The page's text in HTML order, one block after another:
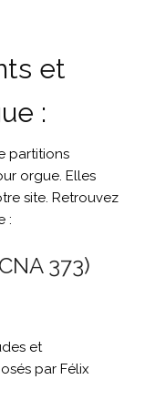
et
:
partitions
orgue. Elles
site. Retrouvez
:
373)
et
par Félix